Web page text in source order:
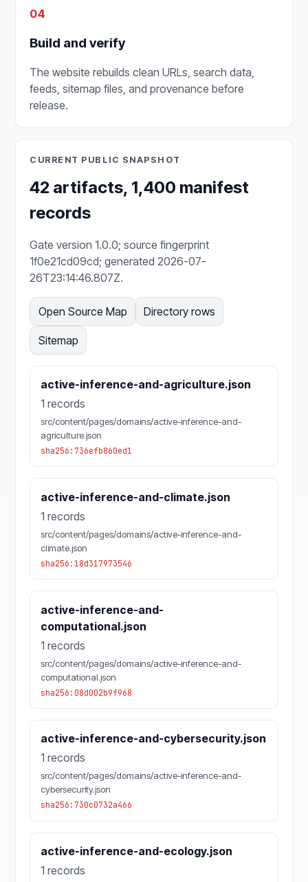
04
Build and verify
The website rebuilds clean URLs, search data,
feeds, sitemap files, and provenance before
release.
CURRENT PUBLIC SNAPSHOT
42 artifacts, 1,400 manifest
records
Gate version 1.0.0; source fingerprint
1f0e21cd09cd; generated 2026-07-
26T23:14:46.807Z.
Open Source Map Directory rows
Sitemap
active-inference-and-agriculture.json
1 records
src/content/pages/domains/active-inference-and-
agriculture.json
sha256:736efb860ed1
active-inference-and-climate.json
1 records
src/content/pages/domains/active-inference-and-
climate.json
sha256:18d317973546
active-inference-and-
computational.json
1 records
src/content/pages/domains/active-inference-and-
computational.json
sha256:08d002b9f968
active-inference-and-cybersecurity.json
1 records
src/content/pages/domains/active-inference-and-
cybersecurity.json
sha256:730c0732a466
active-inference-and-ecology.json
1 records